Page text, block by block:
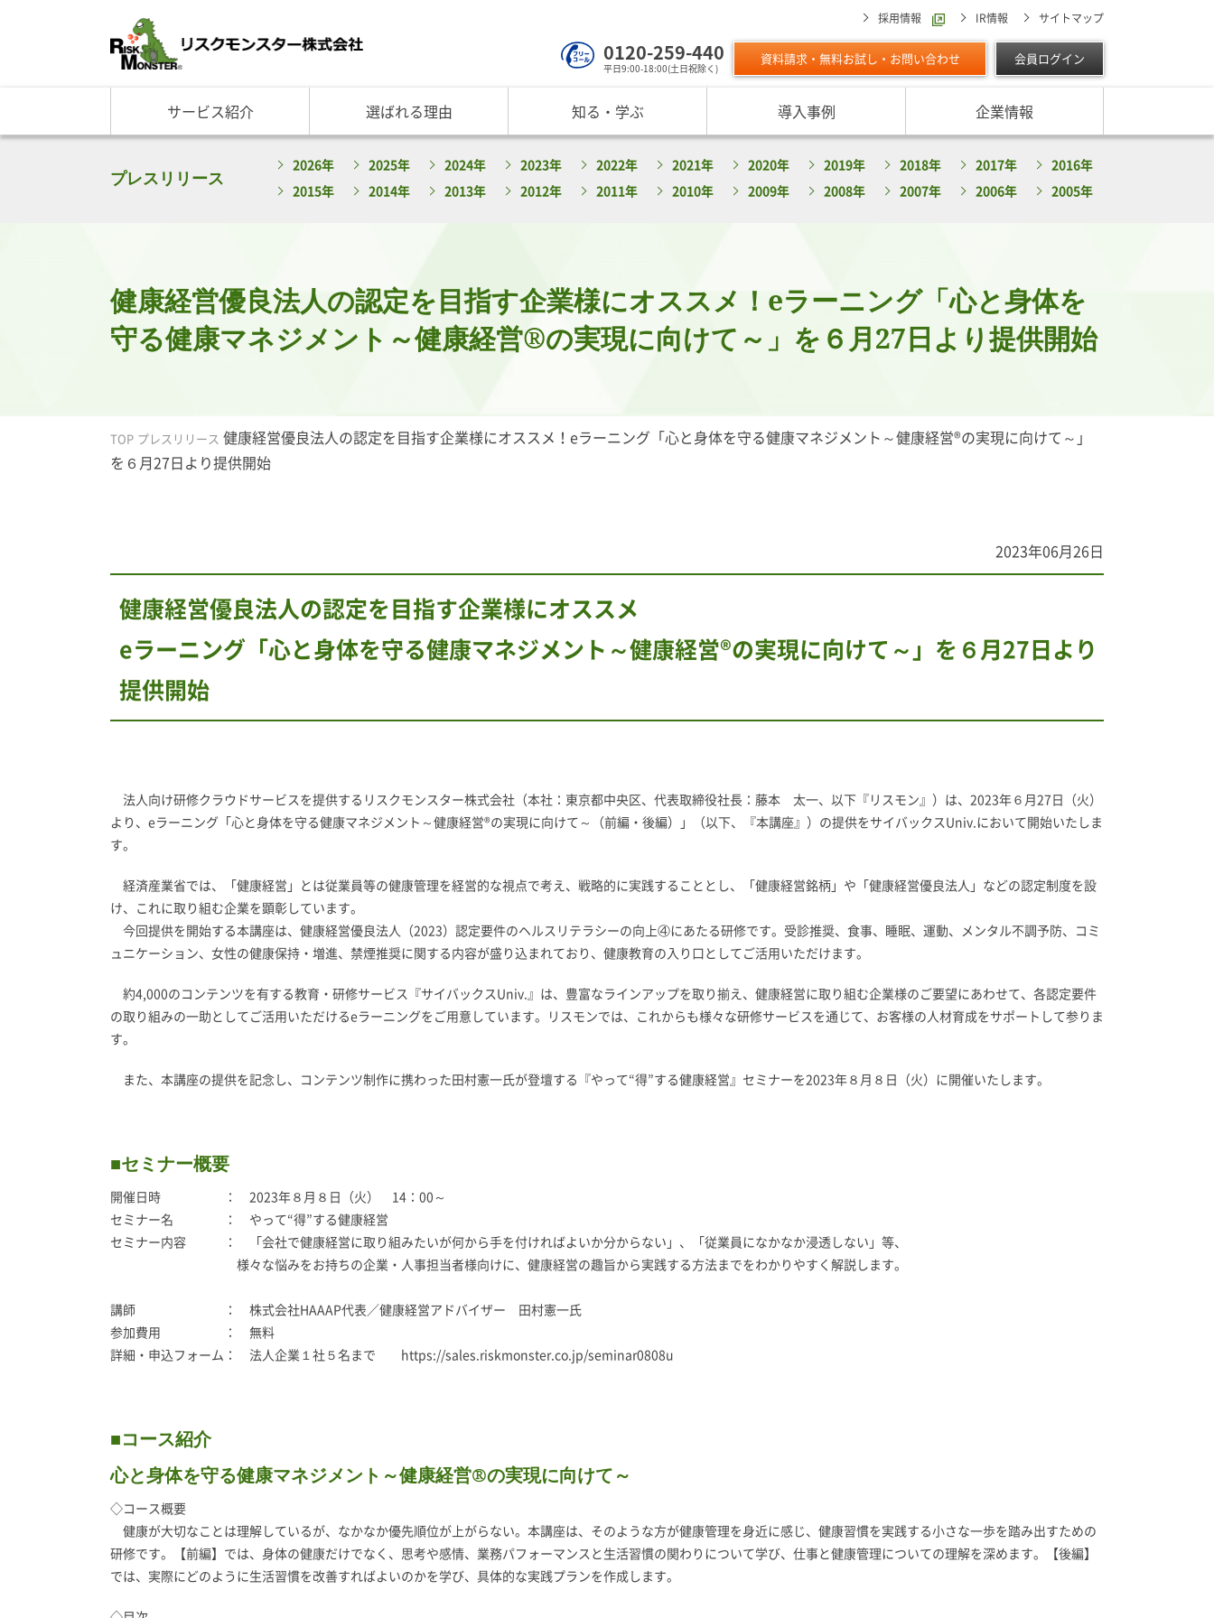
採用情報 IR情報 サイトマップ
0120-259-440
平日9:00-18:00(土日祝除く)
資料請求・無料お試し・お問い合わせ 会員ログイン
サービス紹介
与信管理サービス
反社チェックサービス
企業データ活用サービス
社員研修・リスクマネジメント研修
現在の評価指標に不満がある
反社チェックツールの
最適な与信限度額の設定方法は
IPOに向けて
選ばれる理由
RM格付
RM与信限度額
反社チェックヒートマップ
企業リスク管理への独自AI活用
サービスのご利用について
ご利用料金
ご入会方法
サービスに対する取り組み
よくあるご質問
知る・学ぶ
基礎講座
リスモングの与信管理講座
ビジネス実務与信管理検定試験
お役立ちコンテンツ
与信管理の役割が知りたい
内部統制を強化するための与信管理
リスクモンスターの独自調査レポート
リスモン調べ（直近リリース）
書籍のご案内
導入事例 企業情報
リスクモンスターについて
トップメッセージ
グループ紹介
沿革とサービスの変遷
リスモンの目指すところ
取り組み
サービス品質向上
リスモンポイントプログラム
リスモン財団
ニュース
プレスリリース
プレスリリース
2026年 2025年 2024年 2023年 2022年 2021年 2020年 2019年 2018年 2017年 2016年
2015年 2014年 2013年 2012年 2011年 2010年 2009年 2008年 2007年 2006年 2005年
健康経営優良法人の認定を目指す企業様にオススメ！eラーニング「心と身体を
守る健康マネジメント～健康経営®の実現に向けて～」を６月27日より提供開始
TOP プレスリリース 健康経営優良法人の認定を目指す企業様にオススメ！eラーニング「心と身体を守る健康マネジメント～健康経営®の実現に向けて～」
を６月27日より提供開始
2023年06月26日
健康経営優良法人の認定を目指す企業様にオススメ
eラーニング「心と身体を守る健康マネジメント～健康経営®の実現に向けて～」を６月27日より
提供開始
法人向け研修クラウドサービスを提供するリスクモンスター株式会社（本社：東京都中央区、代表取締役社長：藤本 太一、以下『リスモン』）は、2023年６月27日（火）
より、eラーニング「心と身体を守る健康マネジメント～健康経営®の実現に向けて～（前編・後編）」（以下、『本講座』）の提供をサイバックスUniv.において開始いたしま
す。
経済産業省では、「健康経営」とは従業員等の健康管理を経営的な視点で考え、戦略的に実践することとし、「健康経営銘柄」や「健康経営優良法人」などの認定制度を設
け、これに取り組む企業を顕彰しています。
今回提供を開始する本講座は、健康経営優良法人（2023）認定要件のヘルスリテラシーの向上④にあたる研修です。受診推奨、食事、睡眠、運動、メンタル不調予防、コミ
ュニケーション、女性の健康保持・増進、禁煙推奨に関する内容が盛り込まれており、健康教育の入り口としてご活用いただけます。
約4,000のコンテンツを有する教育・研修サービス『サイバックスUniv.』は、豊富なラインアップを取り揃え、健康経営に取り組む企業様のご要望にあわせて、各認定要件
の取り組みの一助としてご活用いただけるeラーニングをご用意しています。リスモンでは、これからも様々な研修サービスを通じて、お客様の人材育成をサポートして参りま
す。
また、本講座の提供を記念し、コンテンツ制作に携わった田村憲一氏が登壇する『やって“得”する健康経営』セミナーを2023年８月８日（火）に開催いたします。
■セミナー概要
開催日時 ： 2023年８月８日（火） 14：00～
セミナー名 ： やって“得”する健康経営
セミナー内容 ： 「会社で健康経営に取り組みたいが何から手を付ければよいか分からない」、「従業員になかなか浸透しない」等、
様々な悩みをお持ちの企業・人事担当者様向けに、健康経営の趣旨から実践する方法までをわかりやすく解説します。
講師 ： 株式会社HAAAP代表／健康経営アドバイザー 田村憲一氏
参加費用 ： 無料
詳細・申込フォーム： 法人企業１社５名まで
https://sales.riskmonster.co.jp/seminar0808u
■コース紹介
心と身体を守る健康マネジメント～健康経営®の実現に向けて～
◇コース概要
健康が大切なことは理解しているが、なかなか優先順位が上がらない。本講座は、そのような方が健康管理を身近に感じ、健康習慣を実践する小さな一歩を踏み出すための
研修です。【前編】では、身体の健康だけでなく、思考や感情、業務パフォーマンスと生活習慣の関わりについて学び、仕事と健康管理についての理解を深めます。【後編】
では、実際にどのように生活習慣を改善すればよいのかを学び、具体的な実践プランを作成します。